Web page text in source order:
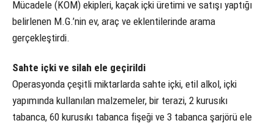
Mücadele (KOM) ekipleri, kaçak içki üretimi ve satışı yaptığı
belirlenen M.G.’nin ev, araç ve eklentilerinde arama
gerçekleştirdi.
Sahte içki ve silah ele geçirildi
Operasyonda çeşitli miktarlarda sahte içki, etil alkol, içki
yapımında kullanılan malzemeler, bir terazi, 2 kurusıkı
tabanca, 60 kurusıkı tabanca fişeği ve 3 tabanca şarjörü ele